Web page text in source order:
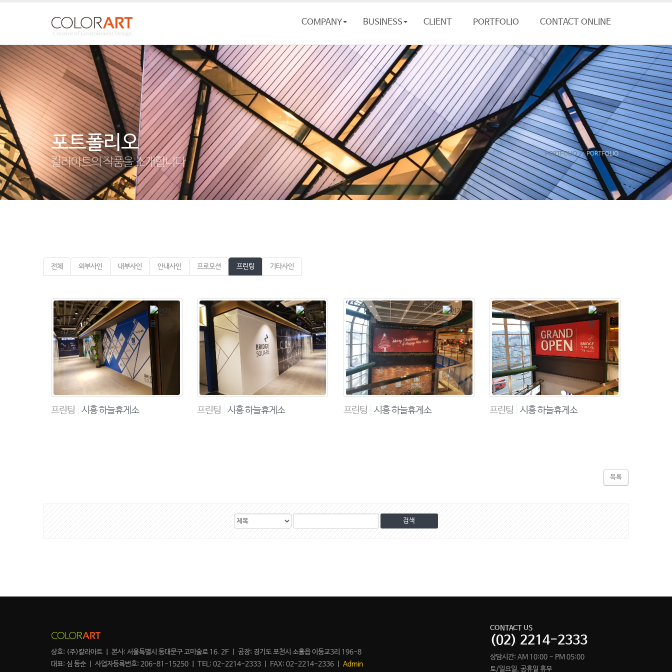
COMPANY BUSINESS CLIENT PORTFOLIO CONTACT ONLINE
포트폴리오
칼라아트의 작품을 소개합니다
PORTFOLIO PORTFOLIO
전체 외부사인 내부사인 안내사인 프로모션 프린팅 기타사인
프린팅 시흥 하늘휴게소 프린팅 시흥 하늘휴게소 프린팅 시흥 하늘휴게소 프린팅 시흥 하늘휴게소
목록
검
색
색
상호: (주)칼라아트 ㅣ 본사: 서울특별시 동대문구 고미술로 16. 2F ㅣ 공장: 경기도 포천시 소흘읍 이동교3리 196-8
대표: 심 동순 ㅣ 사업자등록번호: 206-81-15250 ㅣ TEL: 02-2214-2333 ㅣ FAX: 02-2214-2336 ㅣ Admin
CONTACT US
(02) 2214-2333
상담시간: AM 10:00 ~ PM 05:00
토/일요일, 공휴일 휴무